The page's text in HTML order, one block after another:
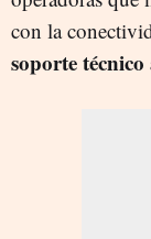
con la
soporte técnico